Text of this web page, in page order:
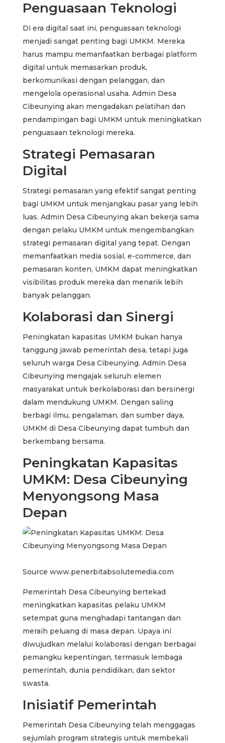
Penguasaan Teknologi
Di era digital saat ini, penguasaan teknologi
menjadi sangat penting bagi UMKM. Mereka
harus mampu memanfaatkan berbagai platform
digital untuk memasarkan produk,
berkomunikasi dengan pelanggan, dan
mengelola operasional usaha. Admin Desa
Cibeunying akan mengadakan pelatihan dan
pendampingan bagi UMKM untuk meningkatkan
penguasaan teknologi mereka.
Strategi Pemasaran
Digital
Strategi pemasaran yang efektif sangat penting
bagi UMKM untuk menjangkau pasar yang lebih
luas. Admin Desa Cibeunying akan bekerja sama
dengan pelaku UMKM untuk mengembangkan
strategi pemasaran digital yang tepat. Dengan
memanfaatkan media sosial, e-commerce, dan
pemasaran konten, UMKM dapat meningkatkan
visibilitas produk mereka dan menarik lebih
banyak pelanggan.
Kolaborasi dan Sinergi
Peningkatan kapasitas UMKM bukan hanya
tanggung jawab pemerintah desa, tetapi juga
seluruh warga Desa Cibeunying. Admin Desa
Cibeunying mengajak seluruh elemen
masyarakat untuk berkolaborasi dan bersinergi
dalam mendukung UMKM. Dengan saling
berbagi ilmu, pengalaman, dan sumber daya,
UMKM di Desa Cibeunying dapat tumbuh dan
berkembang bersama.
Peningkatan Kapasitas
UMKM: Desa Cibeunying
Menyongsong Masa
Depan
Source www.penerbitabsolutemedia.com
Pemerintah Desa Cibeunying bertekad
meningkatkan kapasitas pelaku UMKM
setempat guna menghadapi tantangan dan
meraih peluang di masa depan. Upaya ini
diwujudkan melalui kolaborasi dengan berbagai
pemangku kepentingan, termasuk lembaga
pemerintah, dunia pendidikan, dan sektor
swasta.
Inisiatif Pemerintah
Pemerintah Desa Cibeunying telah menggagas
sejumlah program strategis untuk membekali